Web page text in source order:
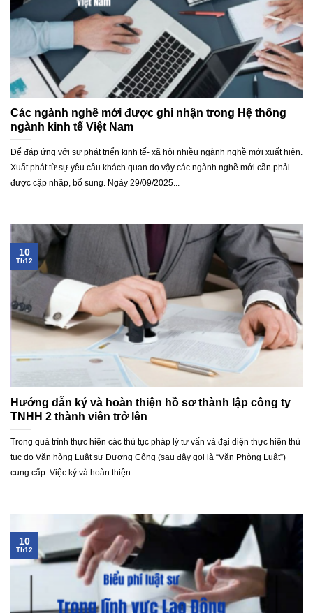
Các ngành nghề mới được ghi nhận trong Hệ thống
ngành kinh tế Việt Nam
Để đáp ứng với sự phát triển kinh tế- xã hội nhiều ngành nghề mới xuất hiện.
Xuất phát từ sự yêu cầu khách quan do vậy các ngành nghề mới cần phải
được cập nhập, bổ sung. Ngày 29/09/2025...
Hướng dẫn ký và hoàn thiện hồ sơ thành lập công ty
TNHH 2 thành viên trở lên
Trong quá trình thực hiện các thủ tục pháp lý tư vấn và đại diện thực hiện thủ
tục do Văn hòng Luật sư Dương Công (sau đây gọi là “Văn Phòng Luật”)
cung cấp. Việc ký và hoàn thiện...
10
Th12
10
Th12